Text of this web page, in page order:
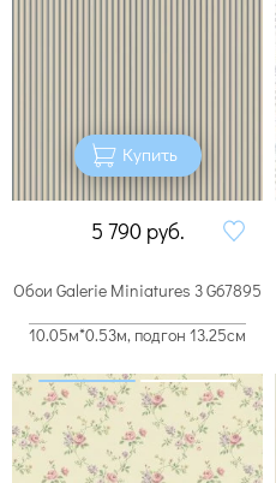
Купить
5 790 руб.
Обои Galerie Miniatures 3 G67895
10.05м*0.53м, подгон 13.25см